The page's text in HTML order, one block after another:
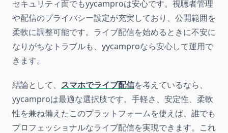
セキュリティ面でもyycamproは安心です。視聴者管理
や配信のプライバシー設定が充実しており、公開範囲を
柔軟に調整可能です。ライブ配信を始めるときに不安に
なりがちなトラブルも、yycamproなら安心して運用で
きます。
結論として、 スマホでライブ配信を考えているなら、
yycamproは最適な選択肢です。手軽さ、安定性、柔軟
性を兼ね備えたこのプラットフォームを使えば、誰でも
プロフェッショナルなライブ配信を実現できます。これ